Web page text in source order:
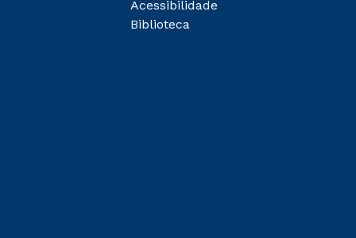
Acessibilidade
Biblioteca